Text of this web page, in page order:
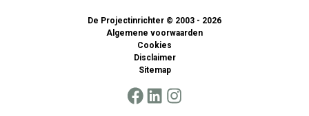
De Projectinrichter © 2003 - 2026
Algemene voorwaarden
Cookies
Disclaimer
Sitemap